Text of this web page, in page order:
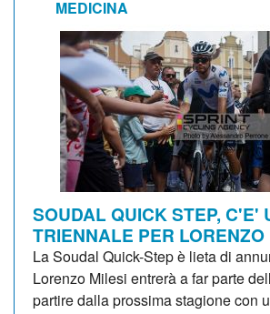
MEDICINA
SOUDAL QUICK STEP, C'E'
TRIENNALE PER LORENZO
La Soudal Quick-Step è lieta di
Lorenzo Milesi entrerà a far parte
partire dalla prossima stagione con